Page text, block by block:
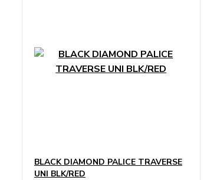
BLACK DIAMOND PALICE TRAVERSE
UNI BLK/RED